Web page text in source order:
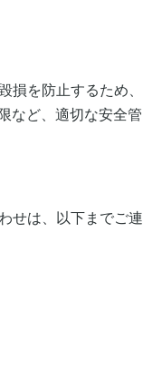
損を防止するため、
など、適切な安全管
せは、以下までご連